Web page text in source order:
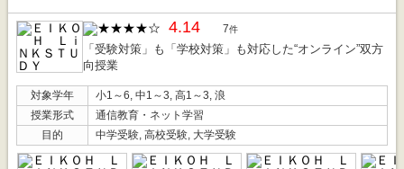
4.14 7件
「受験対策」も「学校対策」も対応した“オンライン”双方
向授業
対象学年
小1～6, 中1～3, 高1～3, 浪
授業形式
通信教育・ネット学習
目的
中学受験, 高校受験, 大学受験